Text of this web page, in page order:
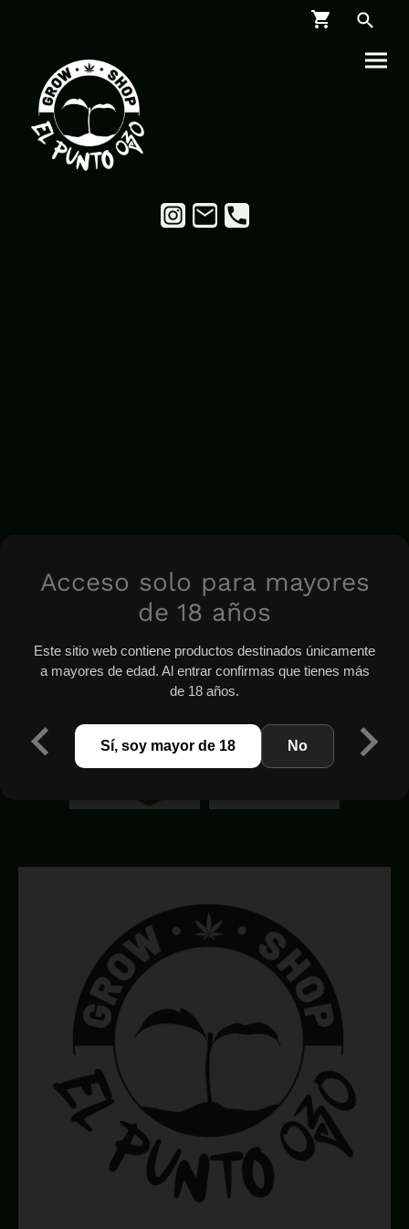
Acceso solo para mayores
de 18 años
Este sitio web contiene productos destinados únicamente
a mayores de edad. Al entrar confirmas que tienes más
de 18 años.
Sí, soy mayor de 18 No